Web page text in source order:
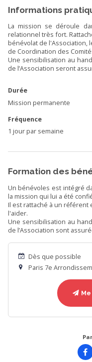
Informations
La mission se déroule
relationnel très fort.
bénévolat de l'Association,
de Coordination des
Une sensibilisation au
de l’Association seront
Durée
Mission permanente
Fréquence
1 jour par semaine
Formation des
Un bénévoles est intégré
la mission qui lui a été
Il est rattaché à un référent
l'aider.
Une sensibilisation au
de l’Association sont
Dès que possible
Paris 7e